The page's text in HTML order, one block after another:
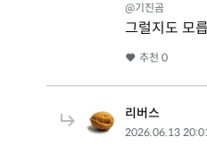
@기진곰
그럴지도 모
추천 0
리버스
2026.06.13